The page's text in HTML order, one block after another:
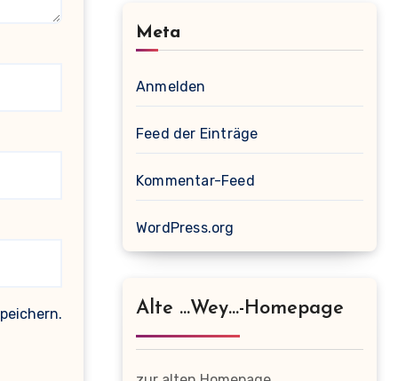
Meta
Anmelden
Feed der Einträge
Kommentar-Feed
WordPress.org
Alte …wey…-Homepage